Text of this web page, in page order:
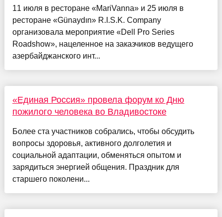
11 июля в ресторане «MariVanna» и 25 июля в
ресторане «Günaydın» R.I.S.K. Company
организовала мероприятие «Dell Pro Series
Roadshow», нацеленное на заказчиков ведущего
азербайджанского инт...
«Единая Россия» провела форум ко Дню
пожилого человека во Владивостоке
Более ста участников собрались, чтобы обсудить
вопросы здоровья, активного долголетия и
социальной адаптации, обменяться опытом и
зарядиться энергией общения. Праздник для
старшего поколени...